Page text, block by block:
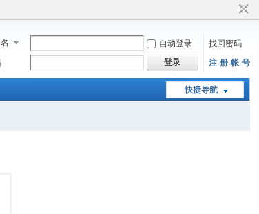
自动登录
找回密码
登录 注-册-帐-号
快捷导航